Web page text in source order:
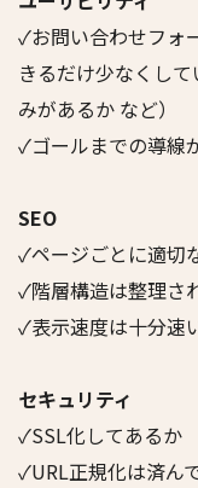
✓お問い合わせフォ
きるだけ少なくし
みがあるか など）
✓ゴールまでの導線
SEO
✓ページごとに適切
✓階層構造は整理さ
✓表示速度は十分速
セキュリティ
✓SSL化してあるか
✓URL正規化は済ん